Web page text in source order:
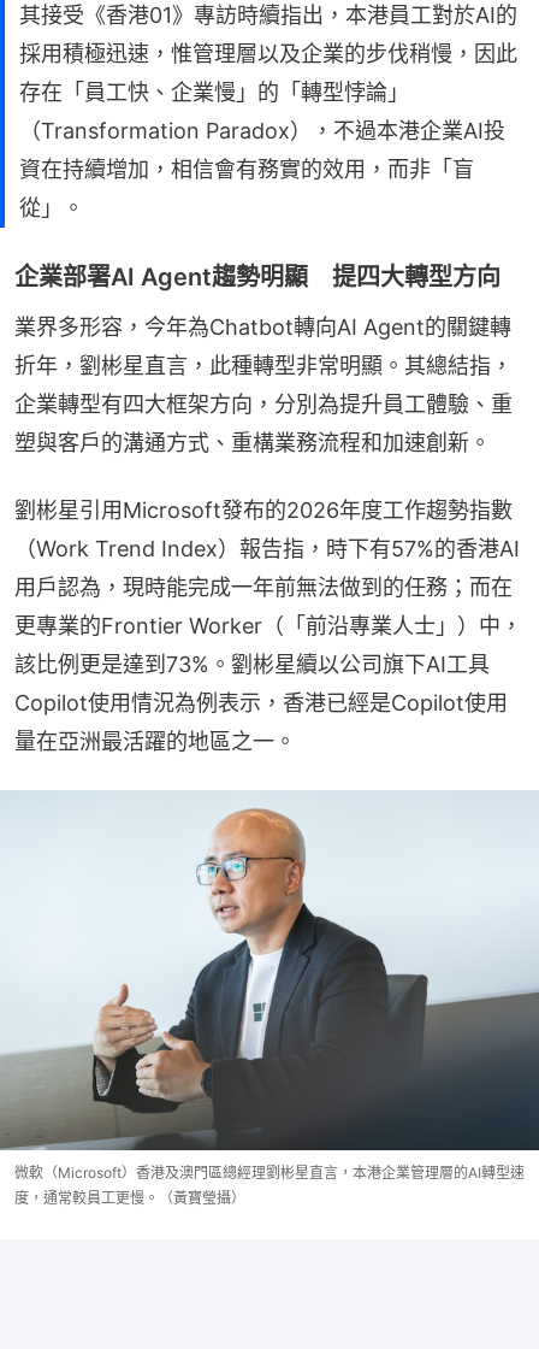
其接受《香港01》專訪時續指出，本港員工對於AI的
採用積極迅速，惟管理層以及企業的步伐稍慢，因此
存在「員工快、企業慢」的「轉型悖論」
（Transformation Paradox），不過本港企業AI投
資在持續增加，相信會有務實的效用，而非「盲
從」。
企業部署AI Agent趨勢明顯 提四大轉型方向
業界多形容，今年為Chatbot轉向AI Agent的關鍵轉
折年，劉彬星直言，此種轉型非常明顯。其總結指，
企業轉型有四大框架方向，分別為提升員工體驗、重
塑與客戶的溝通方式、重構業務流程和加速創新。
劉彬星引用Microsoft發布的2026年度工作趨勢指數
（Work Trend Index）報告指，時下有57%的香港AI
用戶認為，現時能完成一年前無法做到的任務；而在
更專業的Frontier Worker（「前沿專業人士」）中，
該比例更是達到73%。劉彬星續以公司旗下AI工具
Copilot使用情況為例表示，香港已經是Copilot使用
量在亞洲最活躍的地區之一。
微軟（Microsoft）香港及澳門區總經理劉彬星直言，本港企業管理層的AI轉型速
度，通常較員工更慢。（黃寶瑩攝）